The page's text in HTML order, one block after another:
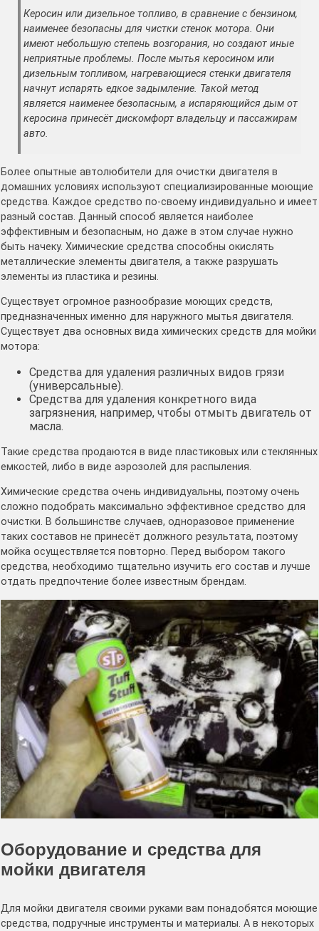
Керосин или дизельное топливо, в сравнение с бензином,
наименее безопасны для чистки стенок мотора. Они
имеют небольшую степень возгорания, но создают иные
неприятные проблемы. После мытья керосином или
дизельным топливом, нагревающиеся стенки двигателя
начнут испарять едкое задымление. Такой метод
является наименее безопасным, а испаряющийся дым от
керосина принесёт дискомфорт владельцу и пассажирам
авто.
Более опытные автолюбители для очистки двигателя в
домашних условиях используют специализированные моющие
средства. Каждое средство по-своему индивидуально и имеет
разный состав. Данный способ является наиболее
эффективным и безопасным, но даже в этом случае нужно
быть начеку. Химические средства способны окислять
металлические элементы двигателя, а также разрушать
элементы из пластика и резины.
Существует огромное разнообразие моющих средств,
предназначенных именно для наружного мытья двигателя.
Существует два основных вида химических средств для мойки
мотора:
Средства для удаления различных видов грязи
(универсальные).
Средства для удаления конкретного вида
загрязнения, например, чтобы отмыть двигатель от
масла.
Такие средства продаются в виде пластиковых или стеклянных
емкостей, либо в виде аэрозолей для распыления.
Химические средства очень индивидуальны, поэтому очень
сложно подобрать максимально эффективное средство для
очистки. В большинстве случаев, одноразовое применение
таких составов не принесёт должного результата, поэтому
мойка осуществляется повторно. Перед выбором такого
средства, необходимо тщательно изучить его состав и лучше
отдать предпочтение более известным брендам.
Оборудование и средства для
мойки двигателя
Для мойки двигателя своими руками вам понадобятся моющие
средства, подручные инструменты и материалы. А в некоторых